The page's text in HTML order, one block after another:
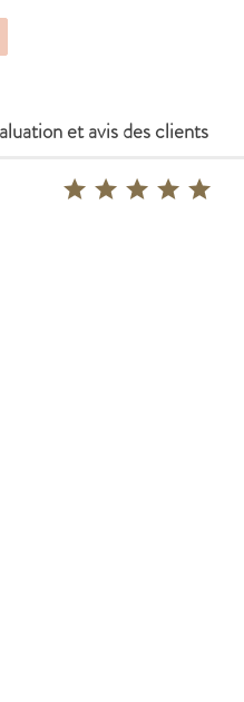
et avis des clients